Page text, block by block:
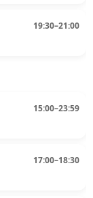
19:30–21:00
15:00–23:59
17:00–18:30